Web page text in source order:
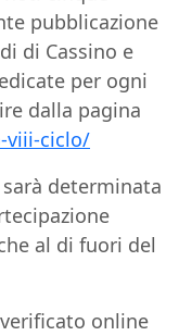
pubblicazione
di Cassino e
per ogni
dalla pagina
viii-ciclo/
determinata
al di fuori del
online